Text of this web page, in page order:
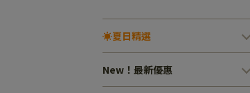
☀️夏日精選
New！最新優惠